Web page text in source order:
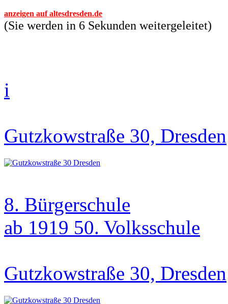
anzeigen auf altesdresden.de
(Sie werden in 6 Sekunden weitergeleitet)
i
Gutzkowstraße 30, Dresden
8. Bürgerschule
ab 1919 50. Volksschule
Gutzkowstraße 30, Dresden